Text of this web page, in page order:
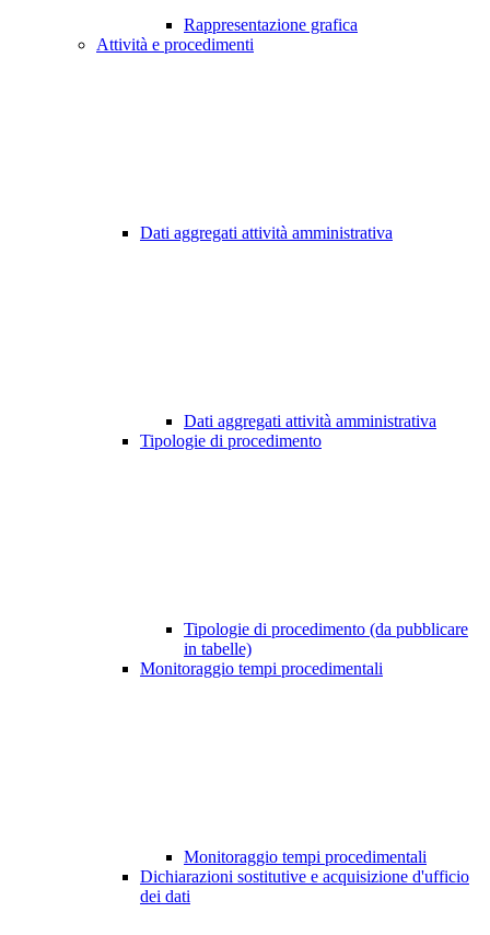
Rappresentazione grafica
Attività e procedimenti
Dati aggregati attività amministrativa
Dati aggregati attività amministrativa
Tipologie di procedimento
Tipologie di procedimento (da pubblicare
in tabelle)
Monitoraggio tempi procedimentali
Monitoraggio tempi procedimentali
Dichiarazioni sostitutive e acquisizione d'ufficio
dei dati